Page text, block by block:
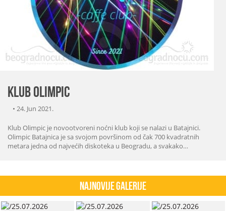
Klub Olimpic
• 24. Jun 2021.
Klub Olimpic je novootvoreni noćni klub koji se nalazi u Batajnici.
Olimpic Batajnica je sa svojom površinom od čak 700 kvadratnih
metara jedna od najvećih diskoteka u Beogradu, a svakako…
Najnovije Galerije